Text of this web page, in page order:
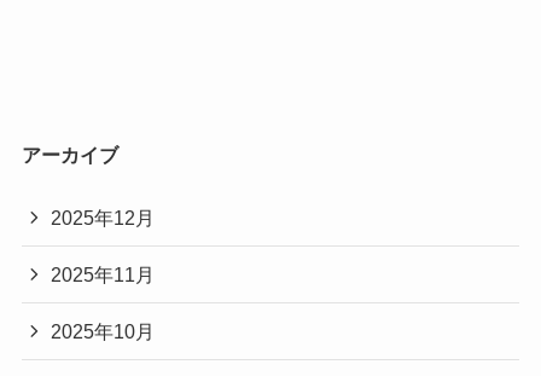
アーカイブ
2025年12月
2025年11月
2025年10月